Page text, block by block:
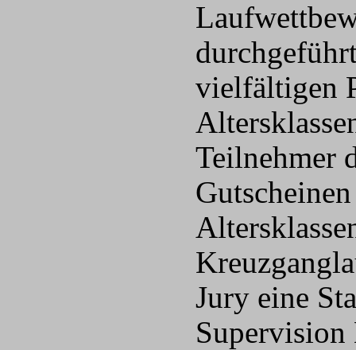
vielfältigen
Teilnehmer
Jury eine
Supervision